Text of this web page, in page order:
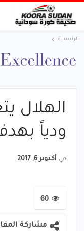
الرئيسية
الهلال
ودياً
في أكتوبر 6, 2017
60
مشاركة